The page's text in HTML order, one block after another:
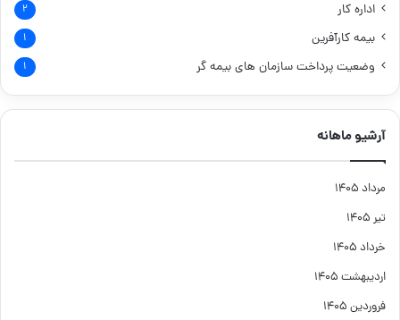
اداره کار ۲
بیمه کارآفرین ۱
وضعیت پرداخت سازمان های بیمه گر ۱
آرشیو ماهانه
مرداد ۱۴۰۵
تیر ۱۴۰۵
خرداد ۱۴۰۵
اردیبهشت ۱۴۰۵
فروردین ۱۴۰۵